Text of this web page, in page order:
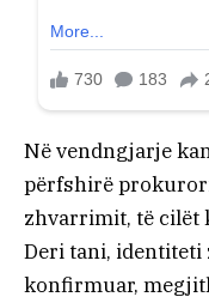
Në vendngjarje
përfshirë
zhvarrimit, të cilët
Deri tani,
konfirmuar,